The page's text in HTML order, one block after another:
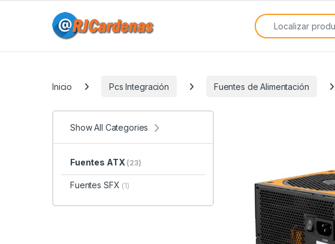
Search for:
Inicio Pcs Integración Fuentes de Alimentación
Show All Categories
Fuentes ATX (23)
Fuentes SFX (1)